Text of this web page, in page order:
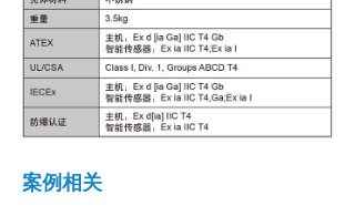
ꁇ大气监测
ꁇ空气监测
ꁇ气体探测
案例相关